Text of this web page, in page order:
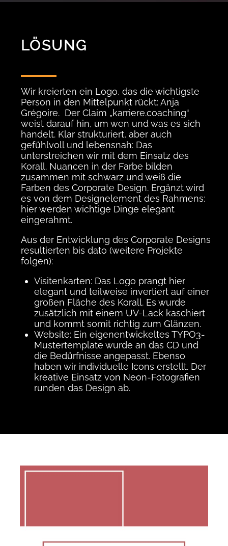
LÖSUNG
Wir kreierten ein Logo, das die wichtigste
Person in den Mittelpunkt rückt: Anja
Grégoire. Der Claim „karriere.coaching“
weist darauf hin, um wen und was es sich
handelt. Klar strukturiert, aber auch
gefühlvoll und lebensnah: Das
unterstreichen wir mit dem Einsatz des
Korall. Nuancen in der Farbe bilden
zusammen mit schwarz und weiß die
Farben des Corporate Design. Ergänzt wird
es von dem Designelement des Rahmens:
hier werden wichtige Dinge elegant
eingerahmt.
Aus der Entwicklung des Corporate Designs
resultierten bis dato (weitere Projekte
folgen):
Visitenkarten: Das Logo prangt hier
elegant und teilweise invertiert auf einer
großen Fläche des Korall. Es wurde
zusätzlich mit einem UV-Lack kaschiert
und kommt somit richtig zum Glänzen.
Website: Ein eigenentwickeltes TYPO3-
Mustertemplate wurde an das CD und
die Bedürfnisse angepasst. Ebenso
haben wir individuelle Icons erstellt. Der
kreative Einsatz von Neon-Fotografien
runden das Design ab.